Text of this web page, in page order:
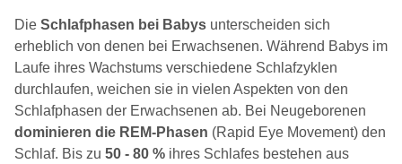
Die Schlafphasen bei Babys unterscheiden sich
erheblich von denen bei Erwachsenen. Während Babys im
Laufe ihres Wachstums verschiedene Schlafzyklen
durchlaufen, weichen sie in vielen Aspekten von den
Schlafphasen der Erwachsenen ab. Bei Neugeborenen
dominieren die REM-Phasen (Rapid Eye Movement) den
Schlaf. Bis zu 50 - 80 % ihres Schlafes bestehen aus